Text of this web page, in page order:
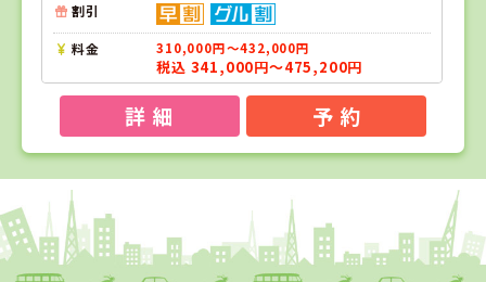
割引
料金 310,000円～432,000円
税込 341,000円～475,200円
詳 細 予 約
1
福島県
タイヘイドライバーズスクール